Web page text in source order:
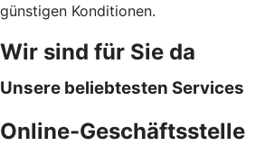
günstigen Konditionen.
Wir sind für Sie da
Unsere beliebtesten Services
Online-Geschäftsstelle